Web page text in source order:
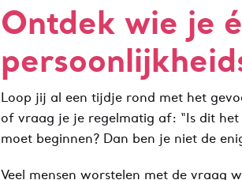
Ontdek wie je
Loop jij al een tijdje rond met het
of vraag je je regelmatig af: “Is dit
moet beginnen? Dan ben je niet de
Veel mensen worstelen met de vraag